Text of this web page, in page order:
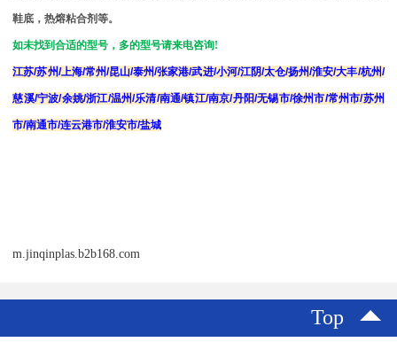
鞋底，热熔粘合剂等。
如未找到合适的型号，多的型号请来电咨询!
江苏/苏州/上海/常州/昆山/泰州/张家港/武进/小河/江阴/太仓/扬州/淮安/大丰/杭州/
慈溪/宁波/余姚/浙江/温州/乐清/南通/镇江/南京/丹阳/无锡市/徐州市/常州市/苏州
市/南通市/连云港市/淮安市/盐城
m.jinqinplas.b2b168.com
Top